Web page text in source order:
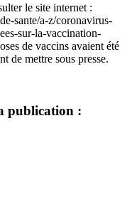
le site internet :
sante/a-z/coronavirus-
sur-la-vaccination-
de vaccins avaient été
de mettre sous presse.
publication :